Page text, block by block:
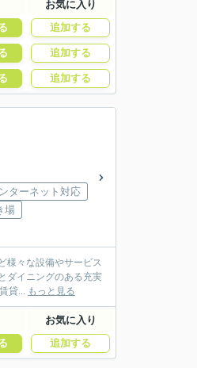
お気に入り
追加する
追加する
追加する
ターネット対応
場
様々な設備やサービス
ダイニングのある充実
貸... もっと見る
お気に入り
追加する